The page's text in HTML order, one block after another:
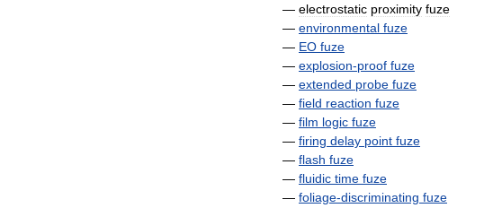
— electrostatic proximity fuze
— environmental fuze
— EO fuze
— explosion-proof fuze
— extended probe fuze
— field reaction fuze
— film logic fuze
— firing delay point fuze
— flash fuze
— fluidic time fuze
— foliage-discriminating fuze